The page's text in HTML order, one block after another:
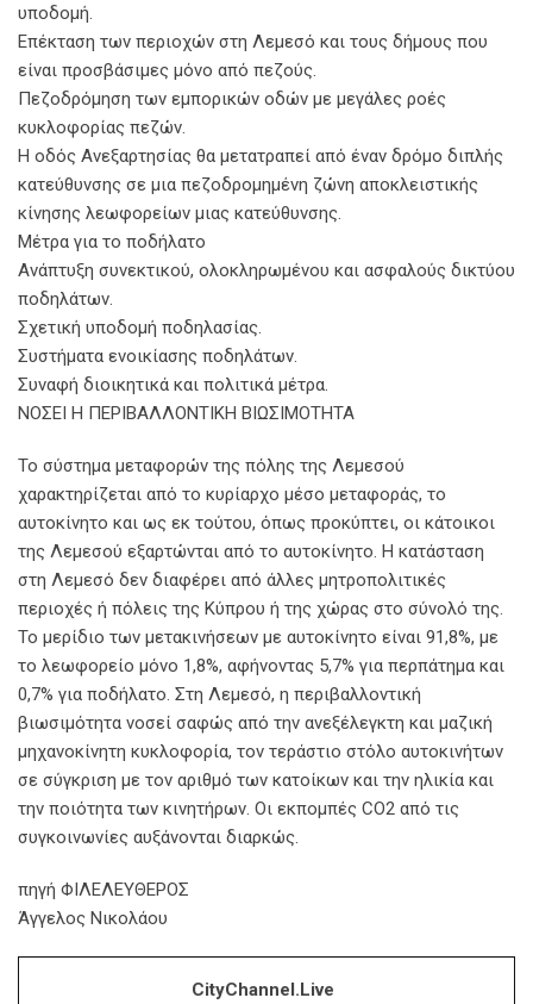
υποδομή.
Επέκταση των περιοχών στη Λεμεσό και τους δήμους που
είναι προσβάσιμες μόνο από πεζούς.
Πεζοδρόμηση των εμπορικών οδών με μεγάλες ροές
κυκλοφορίας πεζών.
Η οδός Ανεξαρτησίας θα μετατραπεί από έναν δρόμο διπλής
κατεύθυνσης σε μια πεζοδρομημένη ζώνη αποκλειστικής
κίνησης λεωφορείων μιας κατεύθυνσης.
Μέτρα για το ποδήλατο
Ανάπτυξη συνεκτικού, ολοκληρωμένου και ασφαλούς δικτύου
ποδηλάτων.
Σχετική υποδομή ποδηλασίας.
Συστήματα ενοικίασης ποδηλάτων.
Συναφή διοικητικά και πολιτικά μέτρα.
ΝΟΣΕΙ Η ΠΕΡΙΒΑΛΛΟΝΤΙΚΗ ΒΙΩΣΙΜΟΤΗΤΑ
Το σύστημα μεταφορών της πόλης της Λεμεσού
χαρακτηρίζεται από το κυρίαρχο μέσο μεταφοράς, το
αυτοκίνητο και ως εκ τούτου, όπως προκύπτει, οι κάτοικοι
της Λεμεσού εξαρτώνται από το αυτοκίνητο. Η κατάσταση
στη Λεμεσό δεν διαφέρει από άλλες μητροπολιτικές
περιοχές ή πόλεις της Κύπρου ή της χώρας στο σύνολό της.
Το μερίδιο των μετακινήσεων με αυτοκίνητο είναι 91,8%, με
το λεωφορείο μόνο 1,8%, αφήνοντας 5,7% για περπάτημα και
0,7% για ποδήλατο. Στη Λεμεσό, η περιβαλλοντική
βιωσιμότητα νοσεί σαφώς από την ανεξέλεγκτη και μαζική
μηχανοκίνητη κυκλοφορία, τον τεράστιο στόλο αυτοκινήτων
σε σύγκριση με τον αριθμό των κατοίκων και την ηλικία και
την ποιότητα των κινητήρων. Οι εκπομπές CO2 από τις
συγκοινωνίες αυξάνονται διαρκώς.
πηγή ΦΙΛΕΛΕΥΘΕΡΟΣ
Άγγελος Νικολάου
CityChannel.live